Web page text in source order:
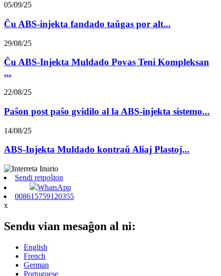
05/09/25
Ĉu ABS-injekta fandado taŭgas por alt...
29/08/25
Ĉu ABS-Injekta Muldado Povas Teni Kompleksan
...
22/08/25
Paŝon post paŝo gvidilo al la ABS-injekta sistemo...
14/08/25
ABS-Injekta Muldado kontraŭ Aliaj Plastoj...
Sendi retpoŝton
WhatsApp
008615759120355
x
Sendu vian mesaĝon al ni:
English
French
German
Portuguese